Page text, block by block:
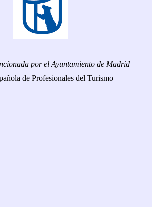
por el Ayuntamiento de Madrid
de Profesionales del Turismo